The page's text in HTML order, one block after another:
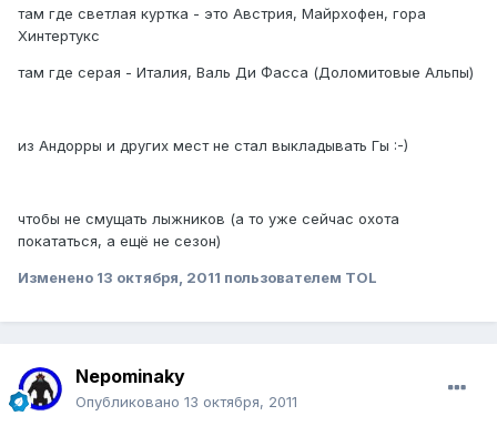
там где светлая куртка - это Австрия, Майрхофен, гора
Хинтертукс
там где серая - Италия, Валь Ди Фасса (Доломитовые Альпы)
из Андорры и других мест не стал выкладывать Гы :-)
чтобы не смущать лыжников (а то уже сейчас охота
покататься, а ещё не сезон)
Изменено 13 октября, 2011 пользователем TOL
Nepominaky
Опубликовано 13 октября, 2011